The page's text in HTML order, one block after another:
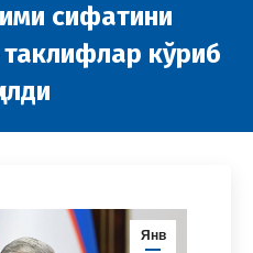
сифатини
кўриб
Янв